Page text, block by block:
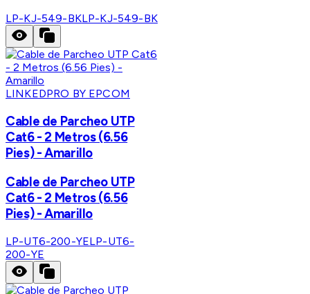
LP-KJ-549-BKLP-KJ-549-BK
LINKEDPRO BY EPCOM
Cable de Parcheo UTP
Cat6 - 2 Metros (6.56
Pies) - Amarillo
Cable de Parcheo UTP
Cat6 - 2 Metros (6.56
Pies) - Amarillo
LP-UT6-200-YELP-UT6-
200-YE